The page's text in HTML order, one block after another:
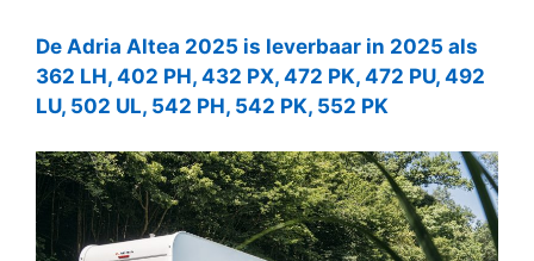
De Adria Altea 2025 is leverbaar in 2025 als
362 LH, 402 PH, 432 PX, 472 PK, 472 PU, 492
LU, 502 UL, 542 PH, 542 PK, 552 PK